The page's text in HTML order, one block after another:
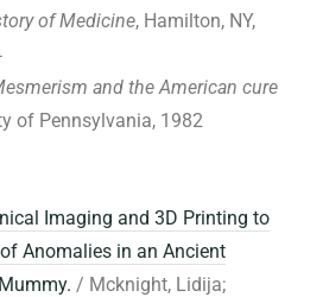
of Medicine, Hamilton, NY,
and the American cure
of Pennsylvania, 1982
Imaging and 3D Printing to
Anomalies in an Ancient
/ Mcknight, Lidija;